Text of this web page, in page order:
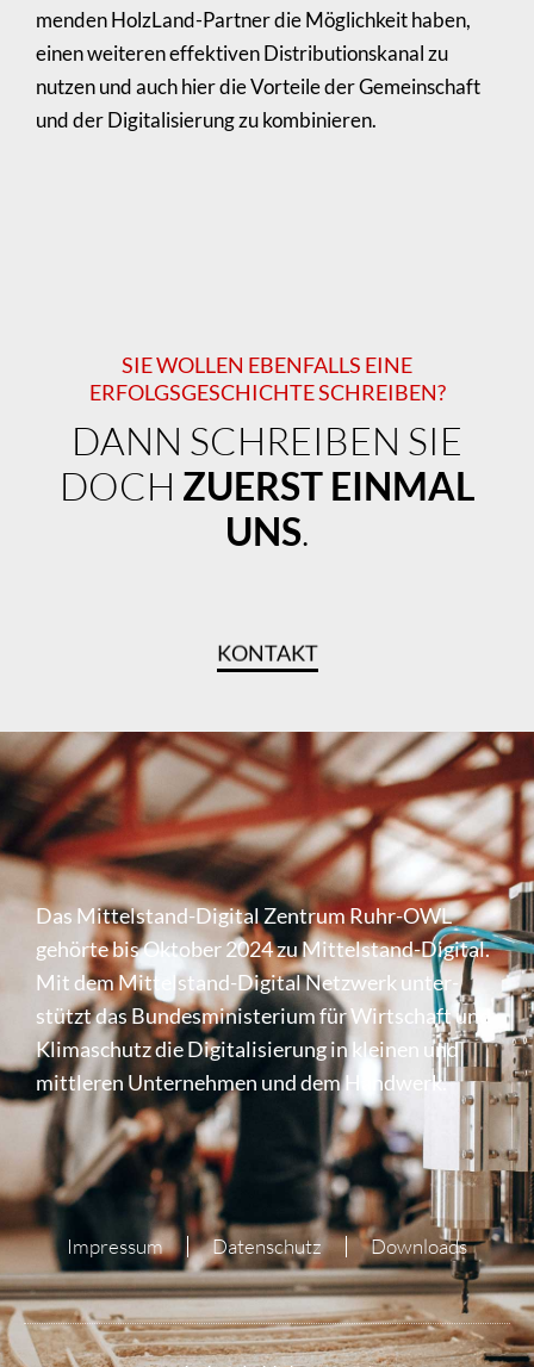
menden HolzLand-Partner die Möglich­keit haben,
einen weiteren effek­tiven Distri­bu­ti­ons­kanal zu
nutzen und auch hier die Vorteile der Gemein­schaft
und der Digi­ta­li­sie­rung zu kombi­nieren.
SIE WOLLEN EBENFALLS EINE
ERFOLGSGESCHICHTE SCHREIBEN?
DANN SCHREIBEN SIE
DOCH ZUERST EINMAL
UNS.
KONTAKT
Das Mittel­stand-Digital Zentrum Ruhr-OWL
gehörte bis Oktober 2024 zu Mittel­stand-Digital.
Mit dem Mittel­stand-Digital Netzwerk unter­
stützt das Bundes­mi­nis­te­rium für Wirt­schaft und
Klima­schutz die Digi­ta­li­sie­rung in kleinen und
mittleren Unter­nehmen und dem Handwerk.
Impressum Datenschutz Downloads